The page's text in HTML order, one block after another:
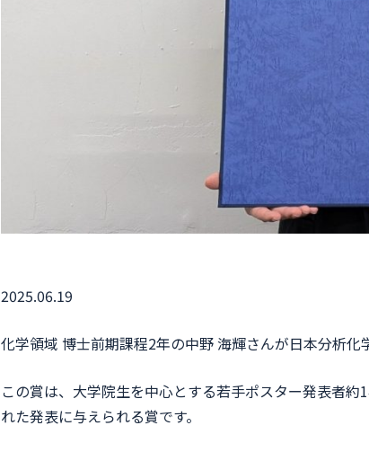
2025.06.19
化学領域 博士前期課程2年の中野 海輝さんが日本分析
この賞は、大学院生を中心とする若手ポスター発表者
れた発表に与えられる賞です。